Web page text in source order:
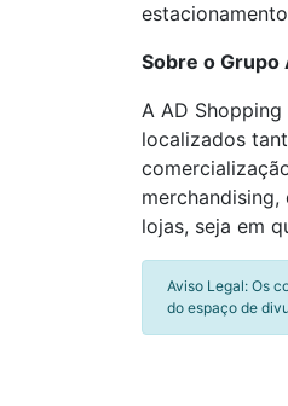
Sobre o Grupo
A AD
localizados
lojas, seja em
Aviso Legal: Os
do espaço de